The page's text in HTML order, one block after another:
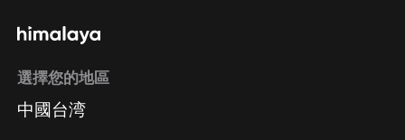
選擇您的地區
中國台湾